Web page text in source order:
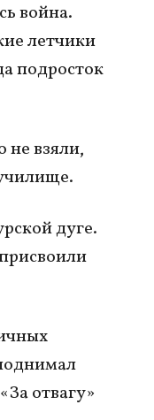
война.
летчики
подросток
не взяли,
дуге.
отвагу»